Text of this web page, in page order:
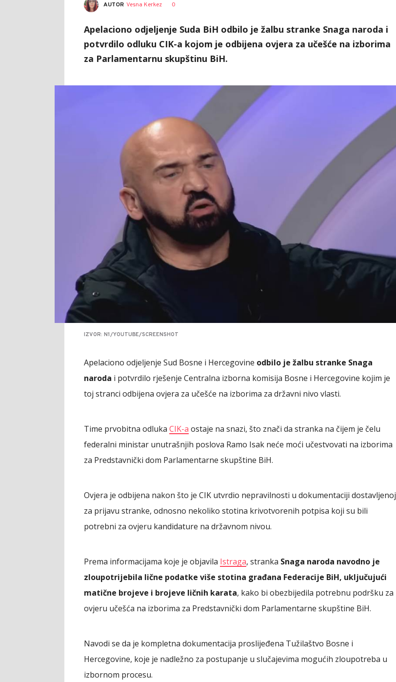
AUTOR Vesna Kerkez 0
Apelaciono odjeljenje Suda BiH odbilo je žalbu stranke Snaga naroda i
potvrdilo odluku CIK-a kojom je odbijena ovjera za učešće na izborima
za Parlamentarnu skupštinu BiH.
IZVOR: N1/YOUTUBE/SCREENSHOT
Apelaciono odjeljenje Sud Bosne i Hercegovine odbilo je žalbu stranke Snaga
naroda i potvrdilo rješenje Centralna izborna komisija Bosne i Hercegovine kojim je
toj stranci odbijena ovjera za učešće na izborima za državni nivo vlasti.
Time prvobitna odluka CIK-a ostaje na snazi, što znači da stranka na čijem je čelu
federalni ministar unutrašnjih poslova Ramo Isak neće moći učestvovati na izborima
za Predstavnički dom Parlamentarne skupštine BiH.
Ovjera je odbijena nakon što je CIK utvrdio nepravilnosti u dokumentaciji dostavljenoj
za prijavu stranke, odnosno nekoliko stotina krivotvorenih potpisa koji su bili
potrebni za ovjeru kandidature na državnom nivou.
Prema informacijama koje je objavila Istraga, stranka Snaga naroda navodno je
zloupotrijebila lične podatke više stotina građana Federacije BiH, uključujući
matične brojeve i brojeve ličnih karata, kako bi obezbijedila potrebnu podršku za
ovjeru učešća na izborima za Predstavnički dom Parlamentarne skupštine BiH.
Navodi se da je kompletna dokumentacija proslijeđena Tužilaštvo Bosne i
Hercegovine, koje je nadležno za postupanje u slučajevima mogućih zloupotreba u
izbornom procesu.